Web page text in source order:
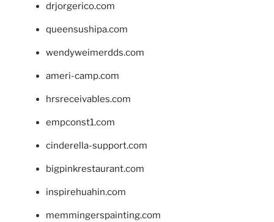
drjorgerico.com
queensushipa.com
wendyweimerdds.com
ameri-camp.com
hrsreceivables.com
empconst1.com
cinderella-support.com
bigpinkrestaurant.com
inspirehuahin.com
memmingerspainting.com